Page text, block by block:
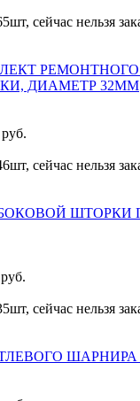
сейчас нельзя
ДИАМЕТР 32ММ
сейчас нельзя
БОКОВОЙ ШТОРКИ
сейчас нельзя
ШАРНИРА